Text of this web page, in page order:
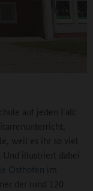
auf jeden Fall:
weil es ihr so viel
Und illustriert dabei
Osthofen im
der rund 120